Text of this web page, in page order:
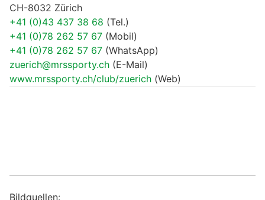
CH-8032 Zürich
+41 (0)43 437 38 68 (Tel.)
+41 (0)78 262 57 67 (Mobil)
+41 (0)78 262 57 67 (WhatsApp)
zuerich@mrssporty.ch (E-Mail)
www.mrssporty.ch/club/zuerich (Web)
Bildquellen: